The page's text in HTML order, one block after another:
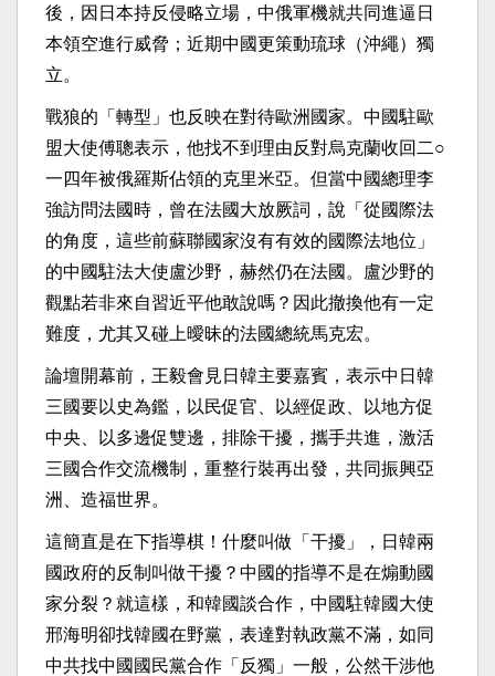
後，因日本持反侵略立場，中俄軍機就共同進逼日
本領空進行威脅；近期中國更策動琉球（沖繩）獨
立。
戰狼的「轉型」也反映在對待歐洲國家。中國駐歐
盟大使傅聰表示，他找不到理由反對烏克蘭收回二○
一四年被俄羅斯佔領的克里米亞。但當中國總理李
強訪問法國時，曾在法國大放厥詞，說「從國際法
的角度，這些前蘇聯國家沒有有效的國際法地位」
的中國駐法大使盧沙野，赫然仍在法國。盧沙野的
觀點若非來自習近平他敢說嗎？因此撤換他有一定
難度，尤其又碰上曖昧的法國總統馬克宏。
論壇開幕前，王毅會見日韓主要嘉賓，表示中日韓
三國要以史為鑑，以民促官、以經促政、以地方促
中央、以多邊促雙邊，排除干擾，攜手共進，激活
三國合作交流機制，重整行裝再出發，共同振興亞
洲、造福世界。
這簡直是在下指導棋！什麼叫做「干擾」，日韓兩
國政府的反制叫做干擾？中國的指導不是在煽動國
家分裂？就這樣，和韓國談合作，中國駐韓國大使
邢海明卻找韓國在野黨，表達對執政黨不滿，如同
中共找中國國民黨合作「反獨」一般，公然干涉他